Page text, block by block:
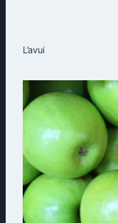
L’avui